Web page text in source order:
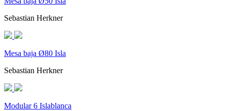
Sebastian Herkner
Mesa baja Ø80 Isla
Sebastian Herkner
Modular 6 Islablanca